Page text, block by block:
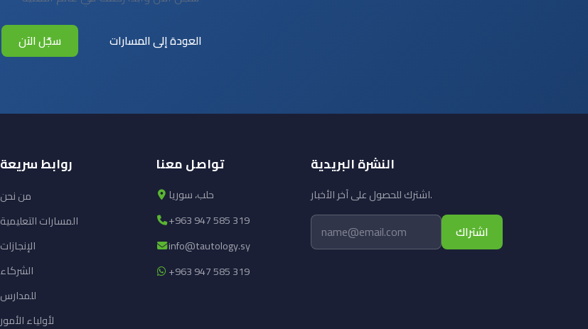
سجّل الآن العودة إلى المسارات
روابط سريعة
من نحن
المسارات التعليمية
الإنجازات
الشركاء
للمدارس
لأولياء الأمور
تواصل معنا
حلب، سوريا
+963 947 585 319
info@tautology.sy
+963 947 585 319
النشرة البريدية
اشترك للحصول على آخر الأخبار.
اشتراك